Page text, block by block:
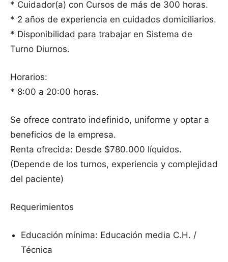
* Cuidador(a) con Cursos de más de 300 horas.
* 2 años de experiencia en cuidados domiciliarios.
* Disponibilidad para trabajar en Sistema de
Turno Diurnos.
Horarios:
* 8:00 a 20:00 horas.
Se ofrece contrato indefinido, uniforme y optar a
beneficios de la empresa.
Renta ofrecida: Desde $780.000 líquidos.
(Depende de los turnos, experiencia y complejidad
del paciente)
Requerimientos
Educación mínima: Educación media C.H. /
Técnica